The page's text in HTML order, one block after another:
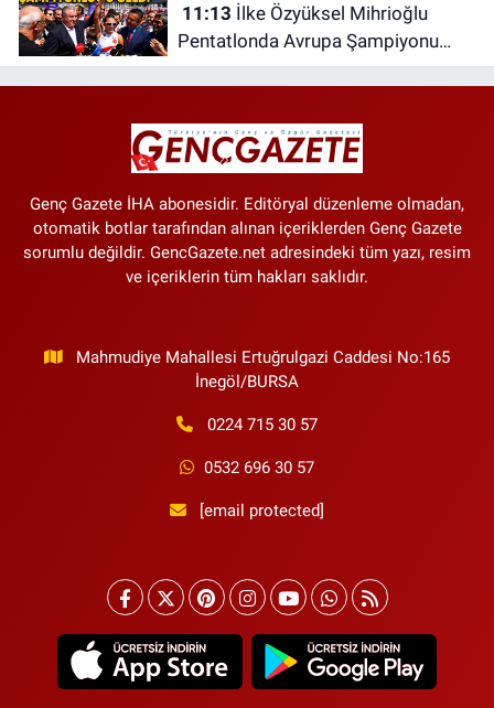
11:13
Pentatlonda Avrupa Şampiyonu
Oldu!
Genç Gazete İHA abonesidir. Editöryal düzenleme olmadan,
otomatik botlar tarafından alınan içeriklerden Genç Gazete
sorumlu değildir. GencGazete.net adresindeki tüm yazı, resim
ve içeriklerin tüm hakları saklıdır.
Mahmudiye Mahallesi Ertuğrulgazi Caddesi No:165
İnegöl/BURSA
0224 715 30 57
0532 696 30 57
[email protected]